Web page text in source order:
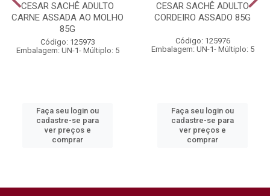
CESAR SACHÊ ADULTO
CARNE ASSADA AO MOLHO
85G
Código: 125973
Embalagem: UN-1- Múltiplo: 5
Faça seu login ou
cadastre-se para
ver preços e
comprar
CESAR SACHÊ ADULTO
CORDEIRO ASSADO 85G
Código: 125976
Embalagem: UN-1- Múltiplo: 5
Faça seu login ou
cadastre-se para
ver preços e
comprar